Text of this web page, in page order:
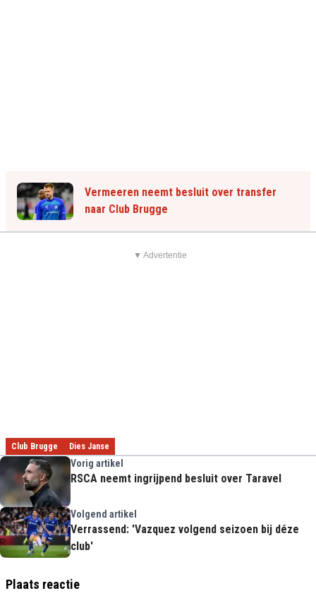
Vermeeren neemt besluit over transfer
naar Club Brugge
▼ Advertentie
Club Brugge Dies Janse
Vorig artikel
RSCA neemt ingrijpend besluit over Taravel
Volgend artikel
Verrassend: 'Vazquez volgend seizoen bij déze
club'
Plaats reactie